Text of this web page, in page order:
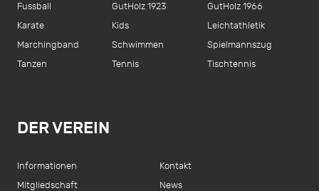
Fussball
GutHolz 1923
GutHolz 1966
Karate
Kids
Leichtathletik
Marchingband
Schwimmen
Spielmannszug
Tanzen
Tennis Tischtennis
DER VEREIN
Informationen
Kontakt
Mitgliedschaft
News